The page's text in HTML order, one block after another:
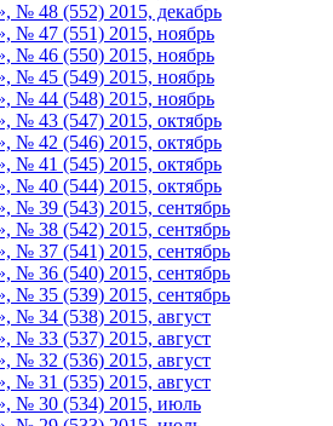
№ 48 (552) 2015, декабрь
№ 47 (551) 2015, ноябрь
№ 46 (550) 2015, ноябрь
№ 45 (549) 2015, ноябрь
№ 44 (548) 2015, ноябрь
№ 43 (547) 2015, октябрь
№ 42 (546) 2015, октябрь
№ 41 (545) 2015, октябрь
№ 40 (544) 2015, октябрь
№ 39 (543) 2015, сентябрь
№ 38 (542) 2015, сентябрь
№ 37 (541) 2015, сентябрь
№ 36 (540) 2015, сентябрь
№ 35 (539) 2015, сентябрь
№ 34 (538) 2015, август
№ 33 (537) 2015, август
№ 32 (536) 2015, август
№ 31 (535) 2015, август
№ 30 (534) 2015, июль